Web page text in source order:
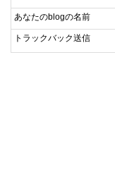
あなたのblogの名前
トラックバック送信